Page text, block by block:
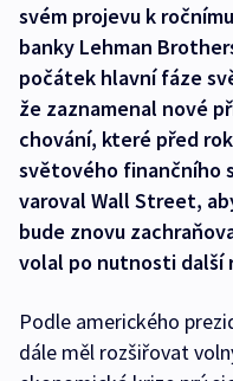
svém projevu k
banky Lehman
počátek hlavní fáze
že zaznamenal nové
chování, které před
světového finančního
varoval Wall Street,
bude znovu
volal po nutnosti další
Podle amerického
dále měl rozšiřovat